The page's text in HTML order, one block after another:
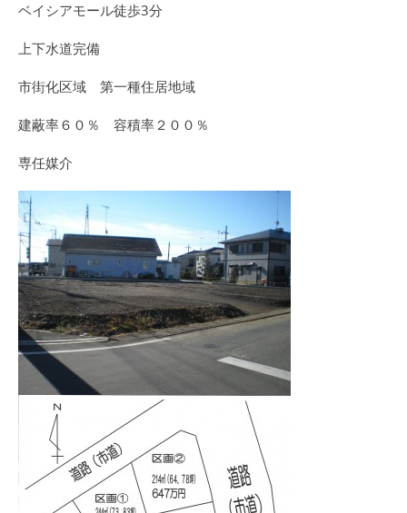
ベイシアモール徒歩3分
上下水道完備
市街化区域 第一種住居地域
建蔽率６０％ 容積率２００％
専任媒介